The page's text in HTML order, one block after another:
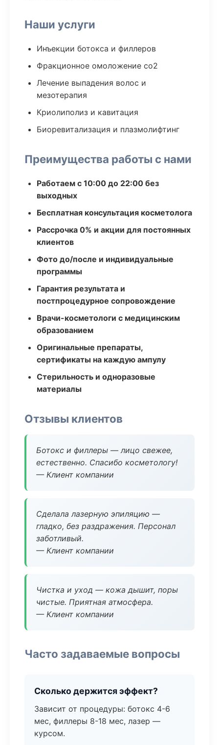
Наши услуги
Инъекции ботокса и филлеров
Фракционное омоложение co2
Лечение выпадения волос и
мезотерапия
Криолиполиз и кавитация
Биоревитализация и плазмолифтинг
Преимущества работы с нами
Работаем с 10:00 до 22:00 без
выходных
Бесплатная консультация косметолога
Рассрочка 0% и акции для постоянных
клиентов
Фото до/после и индивидуальные
программы
Гарантия результата и
постпроцедурное сопровождение
Врачи-косметологи с медицинским
образованием
Оригинальные препараты,
сертификаты на каждую ампулу
Стерильность и одноразовые
материалы
Отзывы клиентов
Ботокс и филлеры — лицо свежее,
естественно. Спасибо косметологу!
— Клиент компании
Сделала лазерную эпиляцию —
гладко, без раздражения. Персонал
заботливый.
— Клиент компании
Чистка и уход — кожа дышит, поры
чистые. Приятная атмосфера.
— Клиент компании
Часто задаваемые вопросы
Сколько держится эффект?
Зависит от процедуры: ботокс 4-6
мес, филлеры 8-18 мес, лазер —
курсом.